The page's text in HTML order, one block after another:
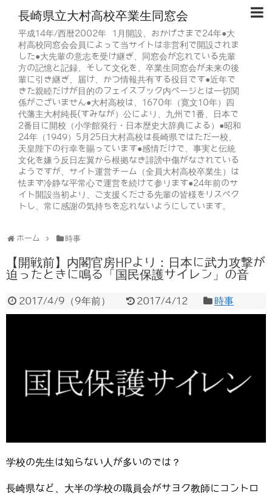
長崎県立大村高校卒業生同窓会
平成14年/西暦2002年 1月開設、おかげさまで24年●大
村高校同窓会会員によって当サイトは非営利で開設されま
した●大先輩の意志を受け継ぎ、同窓会が忘れている先輩
方の記憶と記録、そして文化を、卒業生同窓会が未来の後
輩に引き継ぎ、届け、かつ情報共有する役目です●近年で
きた親睦だけが目的のフェイスブック内ページとは一切関
係がございません●大村高校は、1670年（寛文10年）四
代藩主大村純長(すみなが）公により、九州で1番、日本で
2番目に開校（小学館発行・日本歴史大辞典による）●昭和
24年（1949）5月25日大村高校は長崎県ではただ一校、
天皇陛下の行幸を賜っています●感情だけで、事実と伝統
文化を嫌う反日左翼から根拠なき誹謗中傷がなされている
ようですが、サイト運営チーム（全員大村高校卒業生）は
怯まず冷静な平常心で運営を続けて参ります●24年前のサ
イト開設当初より、ご支援くださる先輩の皆様をリスペク
トし、常に感謝の気持ちを忘れないようにしています。
ホーム 時事
【開戦前】内閣官房HPより：日本に武力攻撃が
迫ったときに鳴る「国民保護サイレン」の音
2017/4/9 （9年前） 2017/4/12 時事
学校の先生は知らない人が多いのでは？
長崎県など、大半の学校の職員会がサヨク教師にコントロ